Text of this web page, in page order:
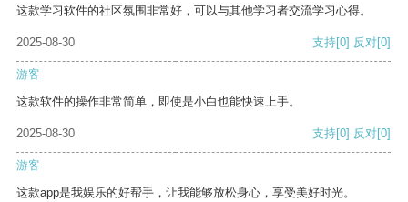
这款学习软件的社区氛围非常好，可以与其他学习者交流学习心得。
2025-08-30 支持[0] 反对[0]
游客
这款软件的操作非常简单，即使是小白也能快速上手。
2025-08-30 支持[0] 反对[0]
游客
这款app是我娱乐的好帮手，让我能够放松身心，享受美好时光。